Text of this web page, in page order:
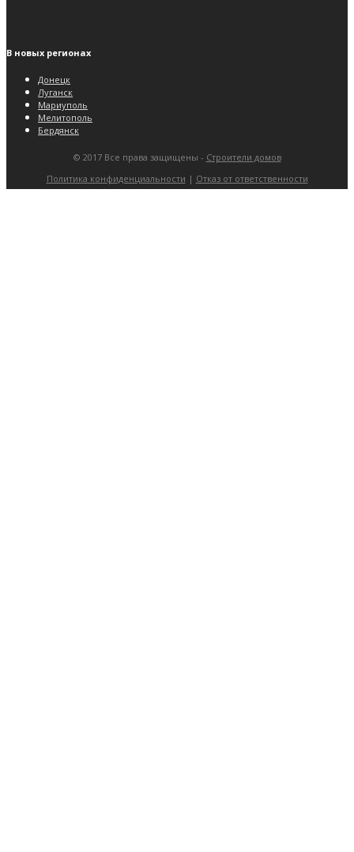
В новых регионах
Донецк
Луганск
Мариуполь
Мелитополь
Бердянск
© 2017 Все права защищены - Строители домов
Политика конфиденциальности | Отказ от ответственности